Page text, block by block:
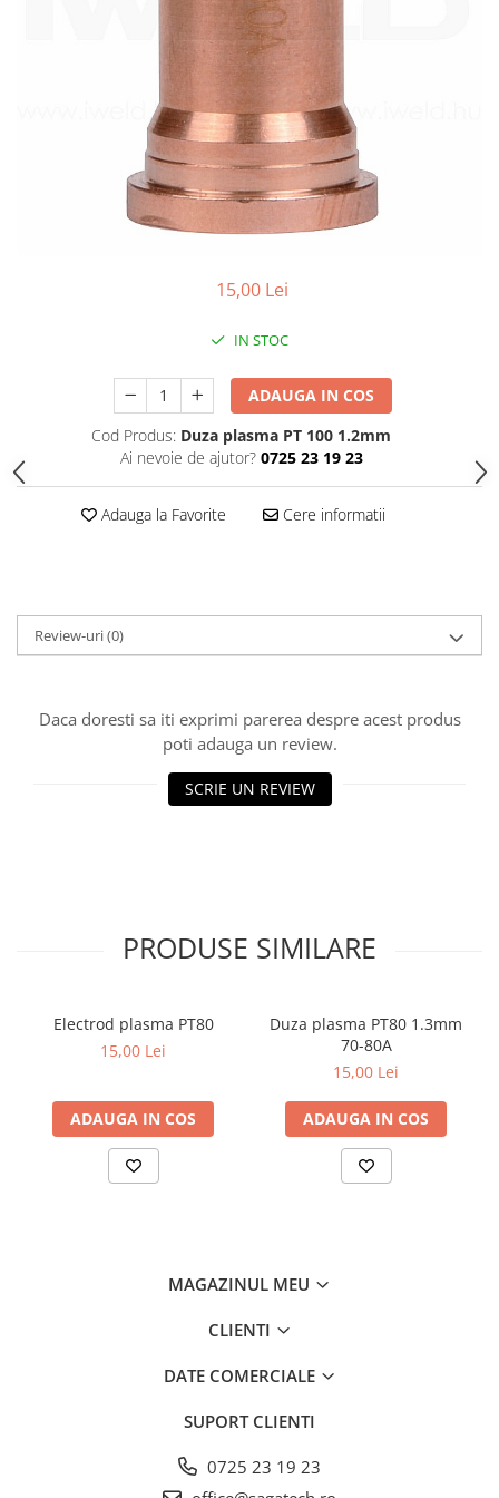
Magneti pentru sudura
15,00 Lei
IN STOC
ADAUGA IN COS
Cod Produs: Duza plasma PT 100 1.2mm
Ai nevoie de ajutor? 0725 23 19 23
Adauga la Favorite Cere informatii
Review-uri(0)
Daca doresti sa iti exprimi parerea despre acest produs
poti adauga un review.
SCRIE UN REVIEW
PRODUSE SIMILARE
Electrod plasma PT80
15,00 Lei
ADAUGA IN COS
Duza plasma PT80 1.3mm
70-80A
15,00 Lei
ADAUGA IN COS
MAGAZINUL MEU
CLIENTI
DATE COMERCIALE
SUPORT CLIENTI
0725 23 19 23